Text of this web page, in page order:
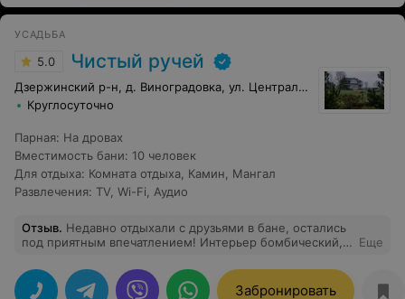
УСАДЬБА
5.0 Чистый ручей
Дзержинский р-н, д. Виноградовка, ул. Центральная, 14
Круглосуточно
Парная: На дровах
Вместимость бани: 10 человек
Для отдыха: Комната отдыха, Камин, Мангал
Развлечения: TV, Wi-Fi, Аудио
Отзыв. Недавно отдыхали с друзьями в бане, остались
под приятным впечатлением! Интерьер бомбический, в
одновременно десятерым помещались, даже
оставались свободные места! Сразу сомневались по
Еще
Забронировать